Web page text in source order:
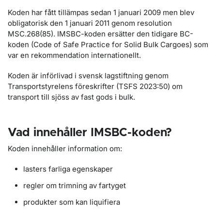
Koden har fått tillämpas sedan 1 januari 2009 men blev
obligatorisk den 1 januari 2011 genom resolution
MSC.268(85). IMSBC-koden ersätter den tidigare BC-
koden (Code of Safe Practice for Solid Bulk Cargoes) som
var en rekommendation internationellt.
Koden är införlivad i svensk lagstiftning genom
Transportstyrelens föreskrifter (TSFS 2023:50) om
transport till sjöss av fast gods i bulk.
Vad innehåller IMSBC-koden?
Koden innehåller information om:
lasters farliga egenskaper
regler om trimning av fartyget
produkter som kan liquifiera